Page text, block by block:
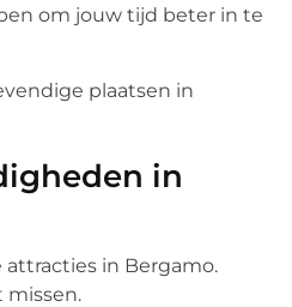
om jouw tijd beter in te
plaatsen in
in
attracties in Bergamo.
missen.